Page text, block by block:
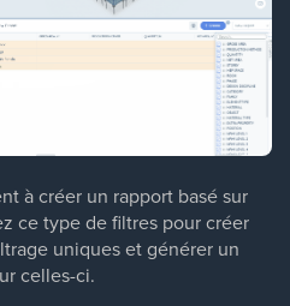
à créer un rapport basé sur
ce type de filtres pour créer
uniques et générer un
celles-ci.